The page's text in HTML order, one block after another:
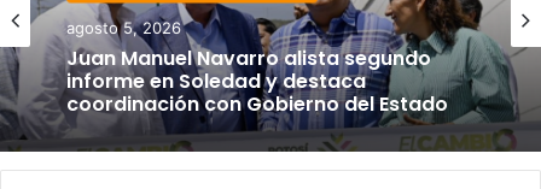
agosto 5, 2026
Juan Manuel Navarro alista segundo
informe en Soledad y destaca
coordinación con Gobierno del Estado